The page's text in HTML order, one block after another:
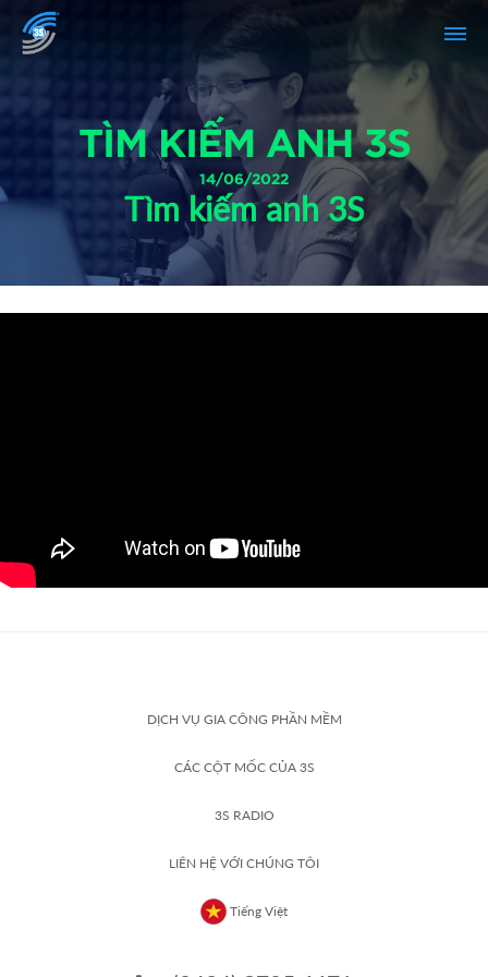
TÌM KIẾM ANH 3S
14/06/2022
Tìm kiếm anh 3S
DỊCH VỤ GIA CÔNG PHẦN MỀM
CÁC CỘT MỐC CỦA 3S
3S RADIO
LIÊN HỆ VỚI CHÚNG TÔI
Tiếng Việt